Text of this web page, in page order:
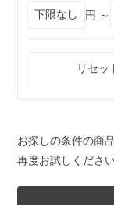
円 ～
リセッ
お探しの条件の商
再度お試しください